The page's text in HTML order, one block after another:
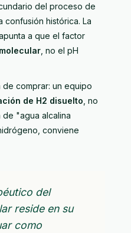
del proceso de
confusión histórica. La
a que el factor
, no el pH
de comprar: un equipo
de H2 disuelto , no
de "agua alcalina
conviene
del
reside en su
como